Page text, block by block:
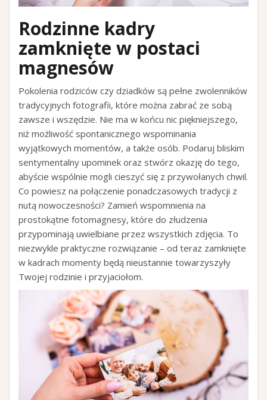
Rodzinne kadry
zamknięte w postaci
magnesów
Pokolenia rodziców czy dziadków są pełne zwolenników
tradycyjnych fotografii, które można zabrać ze sobą
zawsze i wszędzie. Nie ma w końcu nic piękniejszego,
niż możliwość spontanicznego wspominania
wyjątkowych momentów, a także osób. Podaruj bliskim
sentymentalny upominek oraz stwórz okazję do tego,
abyście wspólnie mogli cieszyć się z przywołanych chwil.
Co powiesz na połączenie ponadczasowych tradycji z
nutą nowoczesności? Zamień wspomnienia na
prostokątne fotomagnesy, które do złudzenia
przypominają uwielbiane przez wszystkich zdjęcia. To
niezwykle praktyczne rozwiązanie – od teraz zamknięte
w kadrach momenty będą nieustannie towarzyszyły
Twojej rodzinie i przyjaciołom.